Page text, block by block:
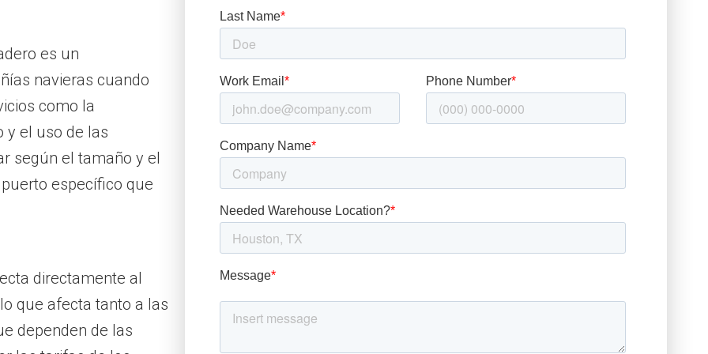
es un
navieras cuando
como la
y el uso de las
según el tamaño y el
específico que
directamente al
que afecta tanto a las
dependen de las